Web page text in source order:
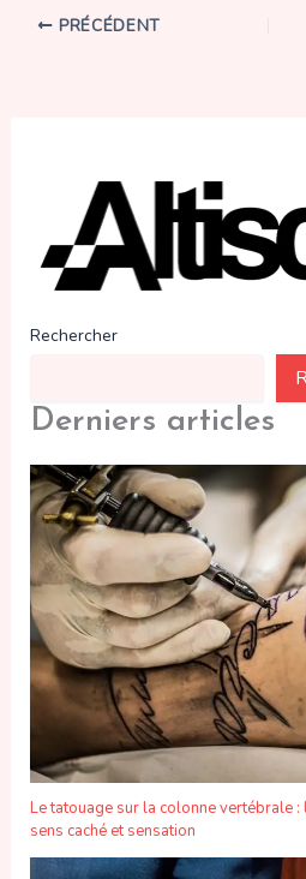
PRÉCÉDENT
Rechercher
Derniers articles
Le tatouage sur la colonne vertébrale :
sens caché et sensation